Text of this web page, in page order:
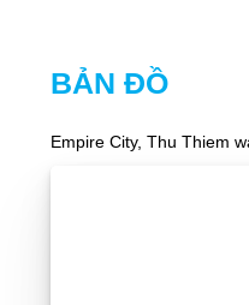
BẢN ĐỒ
Empire City, Thu Thiem